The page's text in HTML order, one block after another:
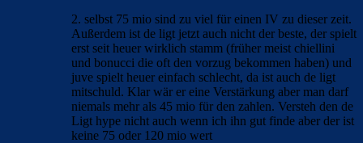
2. selbst 75 mio sind zu viel für einen IV zu dieser zeit.
Außerdem ist de ligt jetzt auch nicht der beste, der spielt
erst seit heuer wirklich stamm (früher meist chiellini
und bonucci die oft den vorzug bekommen haben) und
juve spielt heuer einfach schlecht, da ist auch de ligt
mitschuld. Klar wär er eine Verstärkung aber man darf
niemals mehr als 45 mio für den zahlen. Versteh den de
Ligt hype nicht auch wenn ich ihn gut finde aber der ist
keine 75 oder 120 mio wert